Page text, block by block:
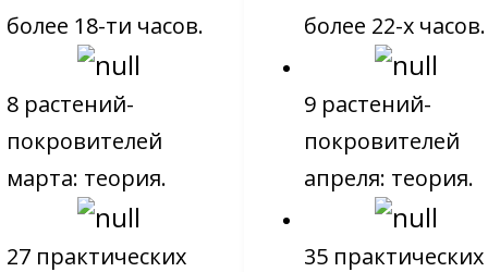
более 18-ти часов.
8 растений-
покровителей
марта: теория.
27 практических
более 22-х часов.
9 растений-
покровителей
апреля: теория.
35 практических